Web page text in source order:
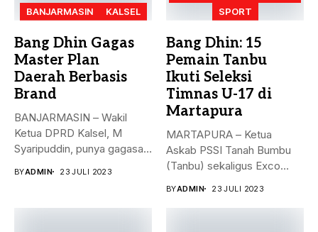
BANJARMASIN KALSEL
Bang Dhin Gagas
Master Plan
Daerah Berbasis
Brand
BANJARMASIN – Wakil
Ketua DPRD Kalsel, M
Syaripuddin, punya gagasan
BYADMIN 23 JULI 2023
SPORT
Bang Dhin: 15
Pemain Tanbu
Ikuti Seleksi
Timnas U-17 di
Martapura
MARTAPURA – Ketua
Askab PSSI Tanah Bumbu
(Tanbu) sekaligus Exco
BYADMIN 23 JULI 2023